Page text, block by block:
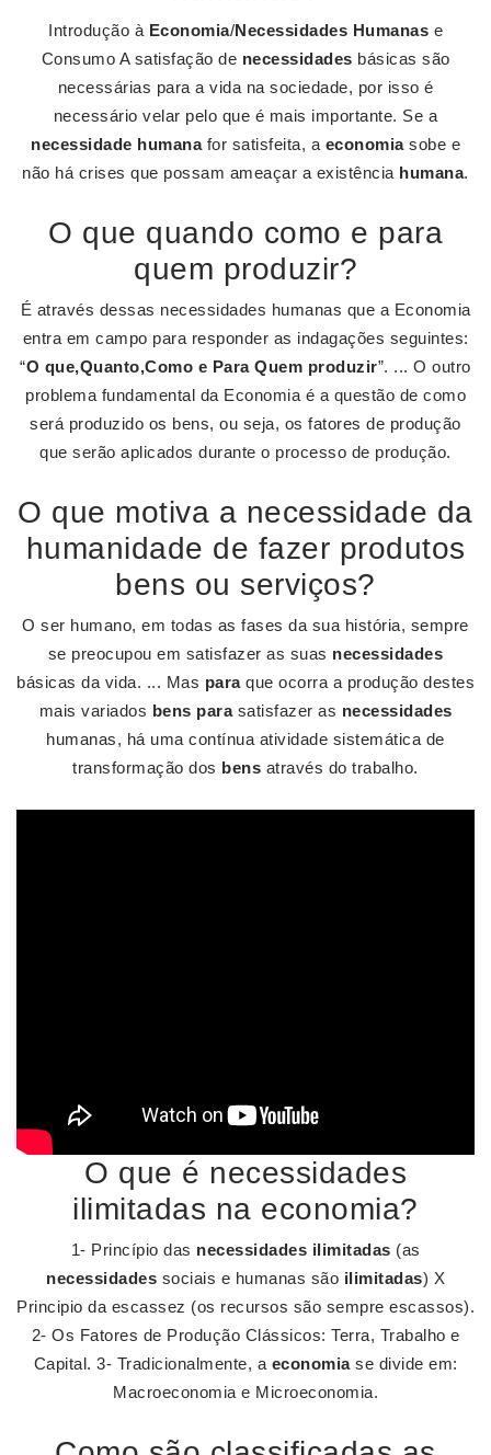
Introdução à Economia/Necessidades Humanas e
Consumo A satisfação de necessidades básicas são
necessárias para a vida na sociedade, por isso é
necessário velar pelo que é mais importante. Se a
necessidade humanafor satisfeita, a economiasobe e
não há crises que possam ameaçar a existência humana.
O que quando como e para
quem produzir?
É através dessas necessidades humanas que a Economia
entra em campo para responder as indagações seguintes:
“O que,Quanto,Como e Para Quem produzir”. ... O outro
problema fundamental da Economia é a questão de como
será produzido os bens, ou seja, os fatores de produção
que serão aplicados durante o processo de produção.
O que motiva a necessidade da
humanidade de fazer produtos
bens ou serviços?
O ser humano, em todas as fases da sua história, sempre
se preocupou em satisfazer as suas necessidades
básicas da vida. ... Mas paraque ocorra a produção destes
mais variados bens parasatisfazer as necessidades
humanas, há uma contínua atividade sistemática de
transformação dos bens através do trabalho.
O que é necessidades
ilimitadas na economia?
1- Princípio das necessidades ilimitadas (as
necessidades sociais e humanas são ilimitadas) X
Principio da escassez (os recursos são sempre escassos).
2- Os Fatores de Produção Clássicos: Terra, Trabalho e
Capital. 3- Tradicionalmente, a economiase divide em:
Macroeconomia e Microeconomia.